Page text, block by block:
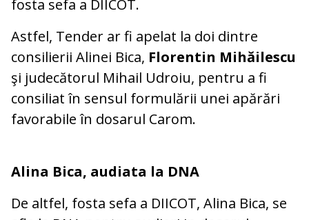
fosta sefa a DIICOT.
Astfel, Tender ar fi apelat la doi dintre
consilierii Alinei Bica, Florentin Mihăilescu
şi judecătorul Mihail Udroiu, pentru a fi
consiliat în sensul formulării unei apărări
favorabile în dosarul Carom.
Alina Bica, audiata la DNA
De altfel, fosta sefa a DIICOT, Alina Bica, se